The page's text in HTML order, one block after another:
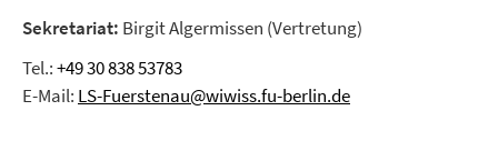
Sekretariat: Birgit Algermissen (Vertretung)
Tel.:+49 30 838 53783
E-Mail: LS-Fuerstenau@wiwiss.fu-berlin.de